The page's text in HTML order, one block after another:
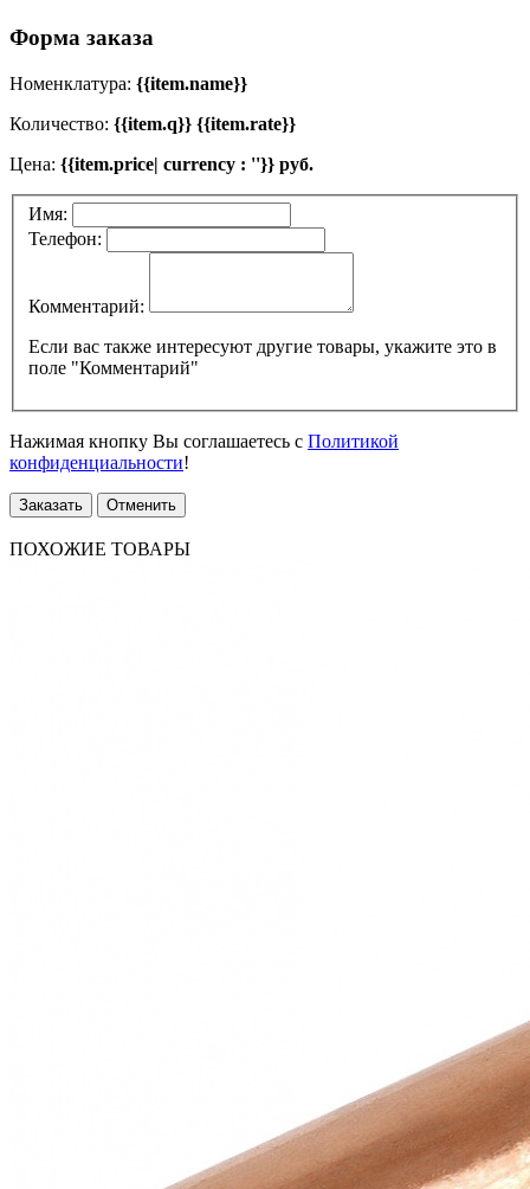
Форма заказа
Номенклатура: {{item.name}}
Количество: {{item.q}} {{item.rate}}
Цена: {{item.price| currency : ''}} руб.
Имя:
Телефон:
Комментарий:
Если вас также интересуют другие товары, укажите это в
поле "Комментарий"
Нажимая кнопку Вы соглашаетесь с Политикой
конфиденциальности!
Заказать Отменить
ПОХОЖИЕ ТОВАРЫ